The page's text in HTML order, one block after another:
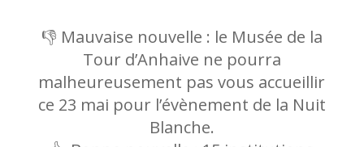
👎 Mauvaise nouvelle : le Musée de la
Tour d’Anhaive ne pourra
malheureusement pas vous accueillir
ce 23 mai pour l’évènement de la Nuit
Blanche.